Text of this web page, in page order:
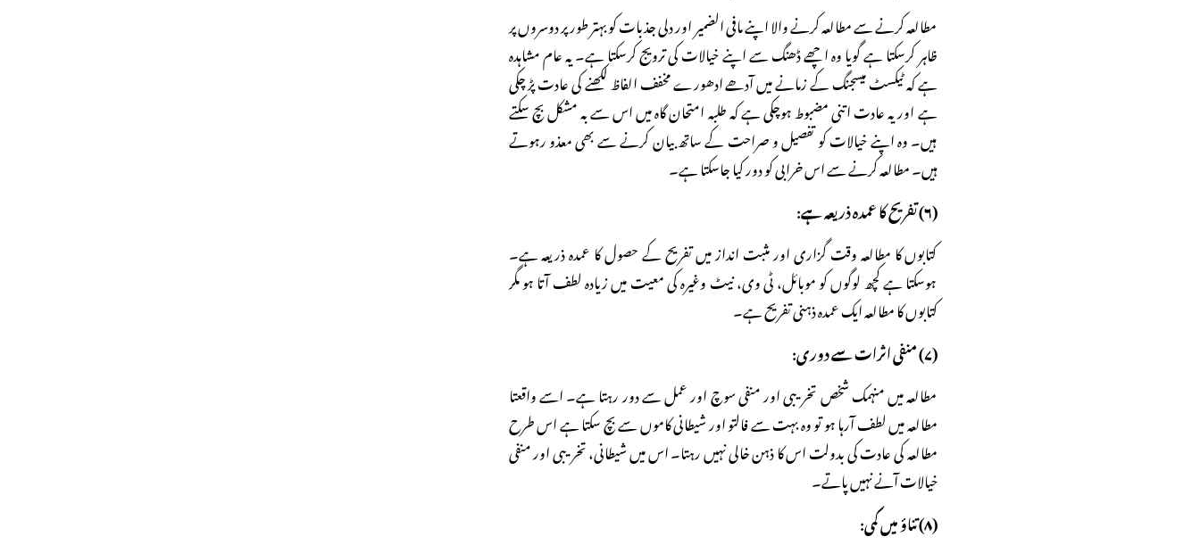
مطالعہ کرنے سے مطالعہ کرنے والا اپنے مافی الضمیر اور دلی جذبات کو بہتر طور پر دوسروں پر
ظاہر کرسکتا ہے گویا وہ اچھے ڈھنگ سے اپنے خیالات کی ترویج کرسکتا ہے۔ یہ عام مشاہدہ
ہے کہ ٹیکسٹ میسجنگ کے زمانے میں آدھے ادھورے مخفف الفاظ لکھنے کی عادت پڑ چکی
ہے اور یہ عادت اتنی مضبوط ہوچکی ہے کہ طلبہ امتحان گاہ میں اس سے بہ مشکل بچ سکتے
ہیں۔ وہ اپنے خیالات کو تفصیل و صراحت کے ساتھ بیان کرنے سے بھی معذو رہوتے
ہیں۔ مطالعہ کرنے سے اس خرابی کو دور کیا جاسکتا ہے۔
(۶) تفریح کا عمدہ ذریعہ ہے:
کتابوں کا مطالعہ وقت گزاری اور مثبت انداز میں تفریح کے حصول کا عمدہ ذریعہ ہے۔
ہوسکتا ہے کچھ لوگوں کو موبائل، ٹی وی، نیٹ وغیرہ کی معیت میں زیادہ لطف آتا ہو مگر
کتابوں کا مطالعہ ایک عمدہ ذہنی تفریح ہے۔
(۷) منفی اثرات سے دوری:
مطالعہ میں منہمک شخص تخریبی اور منفی سوچ اور عمل سے دور رہتا ہے۔ اسے واقعتا
مطالعہ میں لطف آرہا ہو تو وہ بہت سے فالتو اور شیطانی کاموں سے بچ سکتا ہے اس طرح
مطالعہ کی عادت کی بدولت اس کا ذہن خالی نہیں رہتا۔ اس میں شیطانی، تخریبی اور منفی
خیالات آنے نہیں پاتے۔
(۸) تناؤ میں کمی: